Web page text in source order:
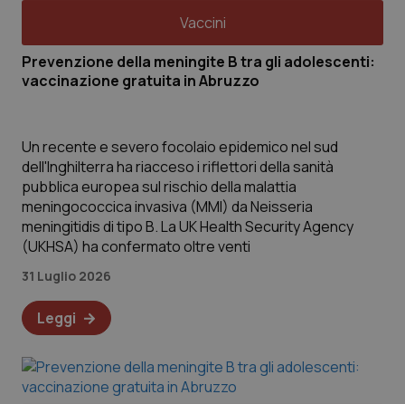
Vaccini
Prevenzione della meningite B tra gli adolescenti:
vaccinazione gratuita in Abruzzo
Un recente e severo focolaio epidemico nel sud
dell'Inghilterra ha riacceso i riflettori della sanità
pubblica europea sul rischio della malattia
meningococcica invasiva (MMI) da Neisseria
meningitidis di tipo B. La UK Health Security Agency
(UKHSA) ha confermato oltre venti
31 Luglio 2026
Leggi